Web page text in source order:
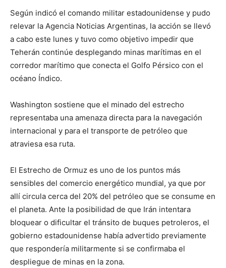
Según indicó el comando militar estadounidense y pudo
relevar la Agencia Noticias Argentinas, la acción se llevó
a cabo este lunes y tuvo como objetivo impedir que
Teherán continúe desplegando minas marítimas en el
corredor marítimo que conecta el Golfo Pérsico con el
océano Índico.
Washington sostiene que el minado del estrecho
representaba una amenaza directa para la navegación
internacional y para el transporte de petróleo que
atraviesa esa ruta.
El Estrecho de Ormuz es uno de los puntos más
sensibles del comercio energético mundial, ya que por
allí circula cerca del 20% del petróleo que se consume en
el planeta. Ante la posibilidad de que Irán intentara
bloquear o dificultar el tránsito de buques petroleros, el
gobierno estadounidense había advertido previamente
que respondería militarmente si se confirmaba el
despliegue de minas en la zona.